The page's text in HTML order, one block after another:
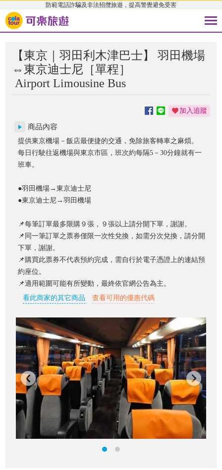
防範電話詐騙及非法招攬旅遊，提高警覺避免受害
【東京｜羽田利木津巴士】 羽田機場
⇔東京迪士尼［單程］
Airport Limousine Bus
加入追蹤
商品內容
提供東京機場－飯店最便捷的交通，免除旅客轉車之麻煩。
每日行駛往返機場與東京市區，班次約每隔5－30分鐘就有一
班車。
●羽田機場→東京迪士尼
●東京迪士尼→羽田機場
📌每筆訂單最多限購９張，９張以上請分開下單，謝謝。
📌同一筆訂單之票券僅限一次性兌換，如需分次兌換，請分開
下單，謝謝。
📌購買此票券不代表預約完成，需自行於電子憑證上的連結預
約座位。
📌適用範圍可能有所變動，最終依官網公告為主。
看此商家的其它商品
查看可用的優惠代碼